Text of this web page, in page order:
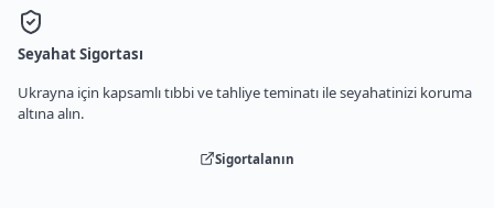
Seyahat Sigortası
Ukrayna için kapsamlı tıbbi ve tahliye teminatı ile seyahatinizi koruma
altına alın.
Sigortalanın